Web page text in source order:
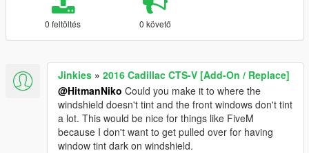
0 feltöltés 0 követő
Jinkies » 2016 Cadillac CTS-V [Add-On / Replace]
@HitmanNiko Could you make it to where the
windshield doesn't tint and the front windows don't tint
a lot. This would be nice for things like FiveM
because I don't want to get pulled over for having
window tint dark on windshield.